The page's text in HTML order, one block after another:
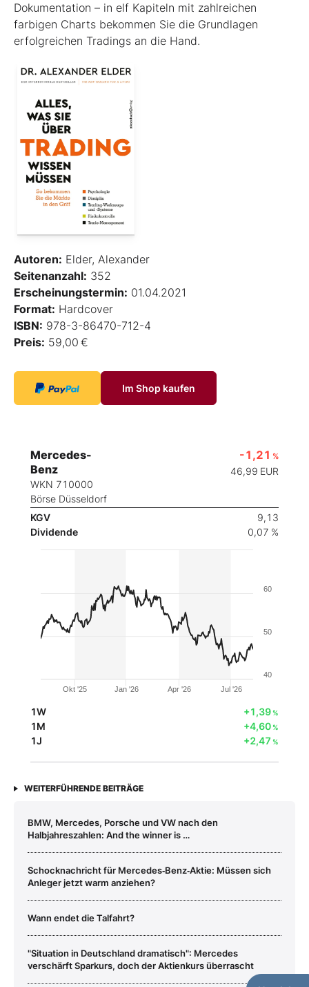
Dokumentation – in elf Kapiteln mit zahlreichen
farbigen Charts bekommen Sie die Grundlagen
erfolgreichen Tradings an die Hand.
Autoren: Elder, Alexander
Seitenanzahl: 352
Erscheinungstermin: 01.04.2021
Format: Hardcover
ISBN: 978-3-86470-712-4
Preis: 59,00 €
Im Shop kaufen
Mercedes-
Benz
WKN 710000
Börse Düsseldorf
-1,21 %
46,99 EUR
KGV
9,13
Dividende
0,07 %
Okt '25 Jan '26 Apr '26 Jul '26
40
50
60
1W +1,39%
1M +4,60%
1J +2,47 %
WEITERFÜHRENDE BEITRÄGE
BMW, Mercedes, Porsche und VW nach den
Halbjahreszahlen: And the winner is …
Schocknachricht für Mercedes‑Benz‑Aktie: Müssen sich
Anleger jetzt warm anziehen?
Wann endet die Talfahrt?
"Situation in Deutschland dramatisch": Mercedes
verschärft Sparkurs, doch der Aktienkurs überrascht